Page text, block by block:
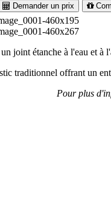
Demander un prix
joint étanche à l'eau et à
traditionnel offrant un
Pour plus